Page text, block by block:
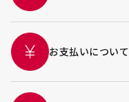
お支払いについて